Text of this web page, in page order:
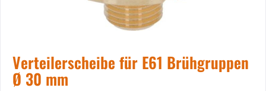
Verteilerscheibe für E61 Brühgruppen
Ø 30 mm